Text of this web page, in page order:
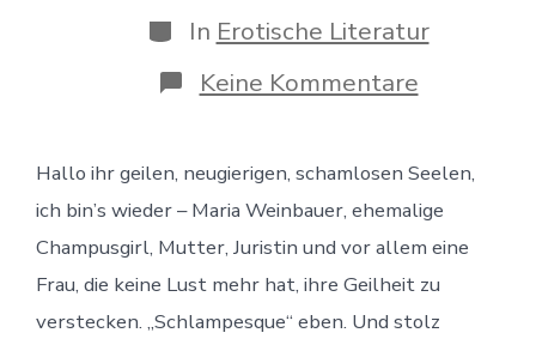
Kategorien
In Erotische Literatur
Keine Kommentarezu
Der
Paypigs,
reife
Fotzen
und
Dorf-
Huren
–
Hallo ihr geilen, neugierigen, schamlosen Seelen,
ich bin’s wieder – Maria Weinbauer, ehemalige
Champusgirl, Mutter, Juristin und vor allem eine
Frau, die keine Lust mehr hat, ihre Geilheit zu
verstecken. „Schlampesque“ eben. Und stolz